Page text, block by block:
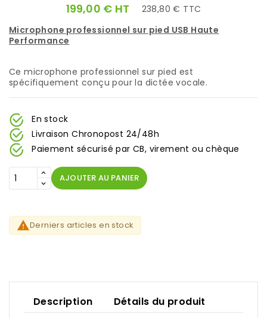
199,00 € HT
238,80 € TTC
Microphone professionnel sur pied USB Haute
Performance
Ce microphone professionnel sur pied est
spécifiquement conçu pour la dictée vocale.
En stock
Livraison Chronopost 24/48h
Paiement sécurisé par CB, virement ou chèque
AJOUTER AU PANIER
Derniers articles en stock
Description Détails du produit